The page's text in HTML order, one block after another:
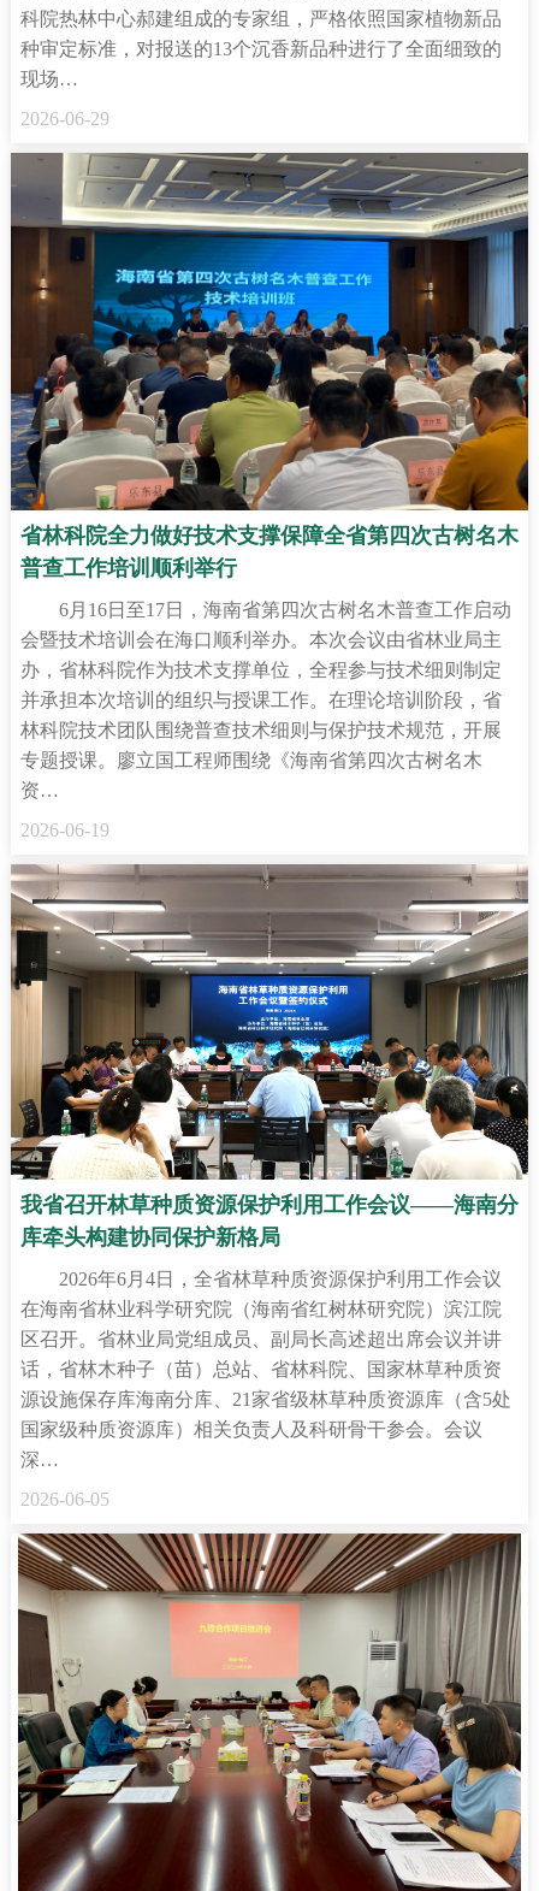
科院热林中心郝建组成的专家组，严格依照国家植物新品
种审定标准，对报送的13个沉香新品种进行了全面细致的
现场…
2026-06-29
省林科院全力做好技术支撑保障全省第四次古树名木
普查工作培训顺利举行
6月16日至17日，海南省第四次古树名木普查工作启动
会暨技术培训会在海口顺利举办。本次会议由省林业局主
办，省林科院作为技术支撑单位，全程参与技术细则制定
并承担本次培训的组织与授课工作。在理论培训阶段，省
林科院技术团队围绕普查技术细则与保护技术规范，开展
专题授课。廖立国工程师围绕《海南省第四次古树名木
资…
2026-06-19
我省召开林草种质资源保护利用工作会议——海南分
库牵头构建协同保护新格局
2026年6月4日，全省林草种质资源保护利用工作会议
在海南省林业科学研究院（海南省红树林研究院）滨江院
区召开。省林业局党组成员、副局长高述超出席会议并讲
话，省林木种子（苗）总站、省林科院、国家林草种质资
源设施保存库海南分库、21家省级林草种质资源库（含5处
国家级种质资源库）相关负责人及科研骨干参会。会议
深…
2026-06-05